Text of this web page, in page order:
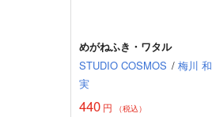
めがねふき・ワタル
STUDIO COSMOS / 梅川 和
実
440 円 （税込）